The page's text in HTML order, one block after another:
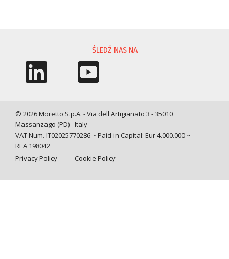
ŚLEDŹ NAS NA
© 2026 Moretto S.p.A. - Via dell'Artigianato 3 - 35010
Massanzago (PD) - Italy
VAT Num. IT02025770286 ~ Paid-in Capital: Eur 4.000.000 ~
REA 198042
Privacy Policy
Cookie Policy